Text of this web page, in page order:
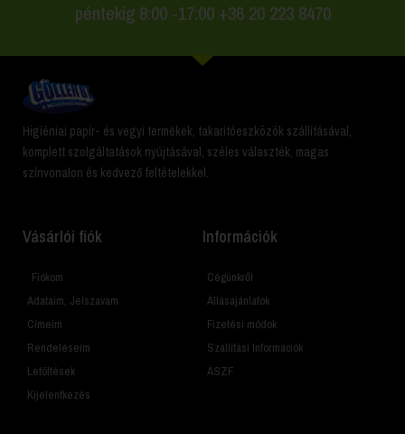
péntekig 8:00 -17:00 +36 20 223 8470
Higiéniai papír- és vegyi termékek, takarítóeszközök szállításával,
komplett szolgáltatások nyújtásával, széles választék, magas
színvonalon és kedvező feltételekkel.
Vásárlói fiók
Fiókom
Adataim, Jelszavam
Címeim
Rendeléseim
Letöltések
Kijelentkezés
Információk
Cégünkről
Állásajánlatok
Fizetési módok
Szállítási Információk
ÁSZF